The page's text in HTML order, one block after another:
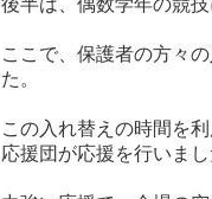
後半は、偶数学年の競
ここで、保護者の方々
た。
この入れ替えの時間を
応援団が応援を行いま